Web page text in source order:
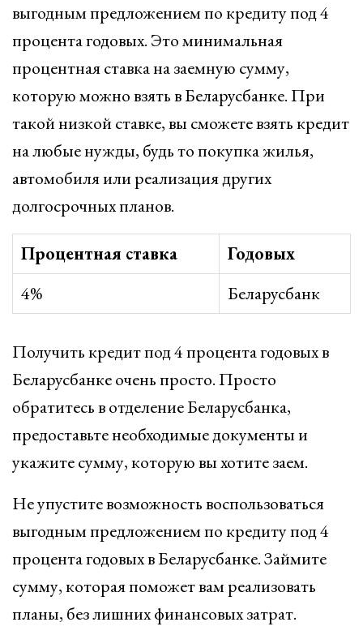
выгодным предложением по кредиту под 4
процента годовых. Это минимальная
процентная ставка на заемную сумму,
которую можно взять в Беларусбанке. При
такой низкой ставке, вы сможете взять кредит
на любые нужды, будь то покупка жилья,
автомобиля или реализация других
долгосрочных планов.
Процентная ставка
Годовых
4%
Беларусбанк
Получить кредит под 4 процента годовых в
Беларусбанке очень просто. Просто
обратитесь в отделение Беларусбанка,
предоставьте необходимые документы и
укажите сумму, которую вы хотите заем.
Не упустите возможность воспользоваться
выгодным предложением по кредиту под 4
процента годовых в Беларусбанке. Займите
сумму, которая поможет вам реализовать
планы, без лишних финансовых затрат.